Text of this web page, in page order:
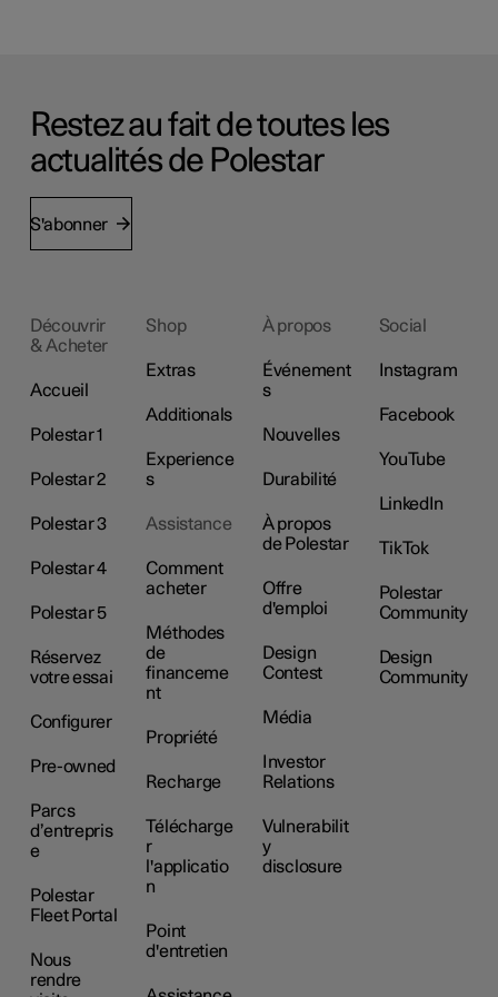
Restez au fait de toutes les
actualités de Polestar
S'abonner
Découvrir
& Acheter
Accueil
Polestar 1
Polestar 2
Polestar 3
Polestar 4
Polestar 5
Réservez
votre essai
Configurer
Pre-owned
Parcs
d’entrepris
e
Polestar
Fleet Portal
Nous
rendre
Shop
Extras
Additionals
Experience
s
Assistance
Comment
acheter
Méthodes
de
financeme
nt
Propriété
Recharge
Télécharge
r
l'applicatio
n
Point
d'entretien
À propos
Événement
s
Nouvelles
Durabilité
À propos
de Polestar
Offre
d'emploi
Design
Contest
Média
Investor
Relations
Vulnerabilit
y
disclosure
Social
Instagram
Facebook
YouTube
LinkedIn
TikTok
Polestar
Community
Design
Community